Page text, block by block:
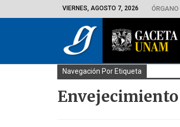
VIERNES, AGOSTO 7, 2026
Navegación Por Etiqueta